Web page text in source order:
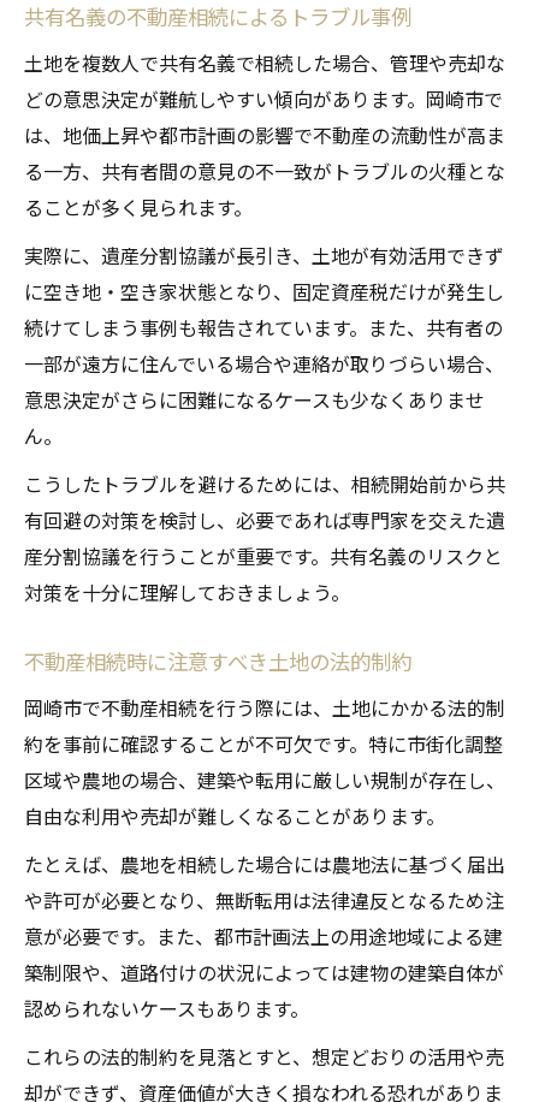
共有名義の不動産相続によるトラブル事例
土地を複数人で共有名義で相続した場合、管理や売却な
どの意思決定が難航しやすい傾向があります。岡崎市で
は、地価上昇や都市計画の影響で不動産の流動性が高ま
る一方、共有者間の意見の不一致がトラブルの火種とな
ることが多く見られます。
実際に、遺産分割協議が長引き、土地が有効活用できず
に空き地・空き家状態となり、固定資産税だけが発生し
続けてしまう事例も報告されています。また、共有者の
一部が遠方に住んでいる場合や連絡が取りづらい場合、
意思決定がさらに困難になるケースも少なくありませ
ん。
こうしたトラブルを避けるためには、相続開始前から共
有回避の対策を検討し、必要であれば専門家を交えた遺
産分割協議を行うことが重要です。共有名義のリスクと
対策を十分に理解しておきましょう。
不動産相続時に注意すべき土地の法的制約
岡崎市で不動産相続を行う際には、土地にかかる法的制
約を事前に確認することが不可欠です。特に市街化調整
区域や農地の場合、建築や転用に厳しい規制が存在し、
自由な利用や売却が難しくなることがあります。
たとえば、農地を相続した場合には農地法に基づく届出
や許可が必要となり、無断転用は法律違反となるため注
意が必要です。また、都市計画法上の用途地域による建
築制限や、道路付けの状況によっては建物の建築自体が
認められないケースもあります。
これらの法的制約を見落とすと、想定どおりの活用や売
却ができず、資産価値が大きく損なわれる恐れがありま